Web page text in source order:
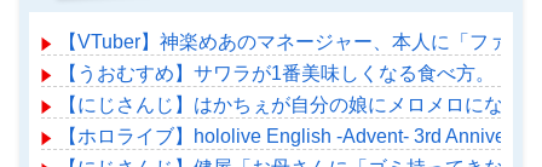
【VTuber】神楽めあのマネージャー、本人に「ファ
【うおむすめ】サワラが1番美味しくなる食べ方。
【にじさんじ】はかちぇが自分の娘にメロメロになっ
【ホロライブ】hololive English -Advent- 3rd